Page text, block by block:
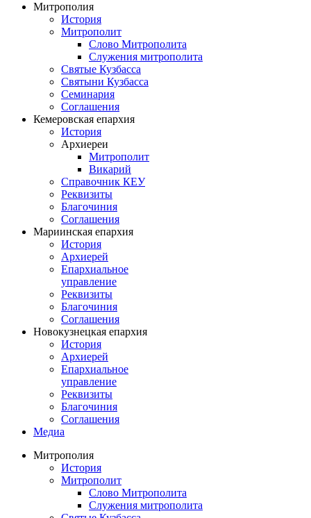
Митрополия
История
Митрополит
Слово Митрополита
Служения митрополита
Святые Кузбасса
Святыни Кузбасса
Семинария
Соглашения
Кемеровская епархия
История
Архиереи
Митрополит
Викарий
Справочник КЕУ
Реквизиты
Благочиния
Соглашения
Мариинская епархия
История
Архиерей
Епархиальное
управление
Реквизиты
Благочиния
Соглашения
Новокузнецкая епархия
История
Архиерей
Епархиальное
управление
Реквизиты
Благочиния
Соглашения
Медиа
Митрополия
История
Митрополит
Слово Митрополита
Служения митрополита